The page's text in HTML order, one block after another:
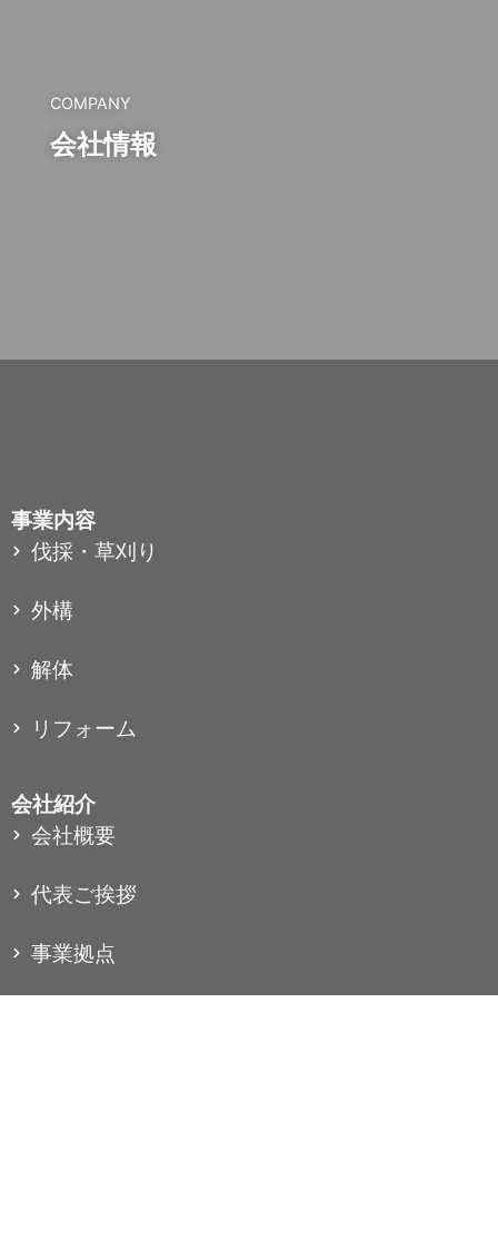
COMPANY
会社情報
事業内容
伐採・草刈り
外構
解体
リフォーム
会社紹介
会社概要
代表ご挨拶
事業拠点